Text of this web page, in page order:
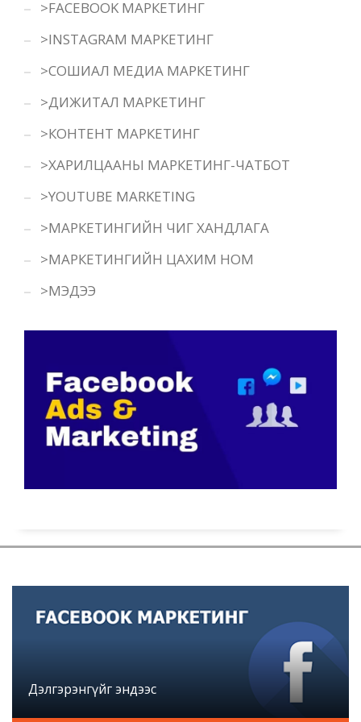
>FACEBOOK МАРКЕТИНГ
>INSTAGRAM МАРКЕТИНГ
>СОШИАЛ МЕДИА МАРКЕТИНГ
>ДИЖИТАЛ МАРКЕТИНГ
>КОНТЕНТ МАРКЕТИНГ
>ХАРИЛЦААНЫ МАРКЕТИНГ-ЧАТБОТ
>YOUTUBE MARKETING
>МАРКЕТИНГИЙН ЧИГ ХАНДЛАГА
>МАРКЕТИНГИЙН ЦАХИМ НОМ
>МЭДЭЭ
Дэлгэрэнгүйг эндээс